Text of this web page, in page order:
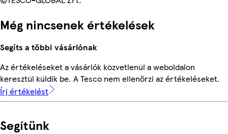
Még nincsenek értékelések
Segíts a többi vásárlónak
Az értékeléseket a vásárlók közvetlenül a weboldalon
keresztül küldik be. A Tesco nem ellenőrzi az értékeléseket.
Írj értékelést
Segítünk